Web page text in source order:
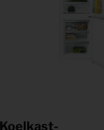
Koelkast-